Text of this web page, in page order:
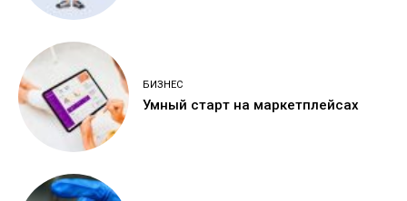
БИЗНЕС
Умный старт на маркетплейсах